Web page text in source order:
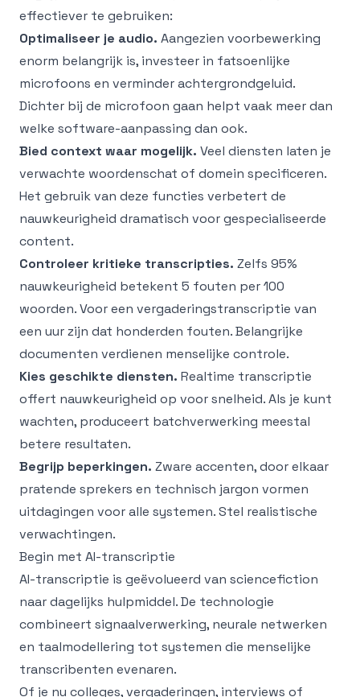
effectiever te gebruiken:
Optimaliseer je audio. Aangezien voorbewerking
enorm belangrijk is, investeer in fatsoenlijke
microfoons en verminder achtergrondgeluid.
Dichter bij de microfoon gaan helpt vaak meer dan
welke software-aanpassing dan ook.
Bied context waar mogelijk. Veel diensten laten je
verwachte woordenschat of domein specificeren.
Het gebruik van deze functies verbetert de
nauwkeurigheid dramatisch voor gespecialiseerde
content.
Controleer kritieke transcripties. Zelfs 95%
nauwkeurigheid betekent 5 fouten per 100
woorden. Voor een vergaderingstranscriptie van
een uur zijn dat honderden fouten. Belangrijke
documenten verdienen menselijke controle.
Kies geschikte diensten. Realtime transcriptie
offert nauwkeurigheid op voor snelheid. Als je kunt
wachten, produceert batchverwerking meestal
betere resultaten.
Begrijp beperkingen. Zware accenten, door elkaar
pratende sprekers en technisch jargon vormen
uitdagingen voor alle systemen. Stel realistische
verwachtingen.
Begin met AI-transcriptie
AI-transcriptie is geëvolueerd van sciencefiction
naar dagelijks hulpmiddel. De technologie
combineert signaalverwerking, neurale netwerken
en taalmodellering tot systemen die menselijke
transcribenten evenaren.
Of je nu colleges, vergaderingen, interviews of